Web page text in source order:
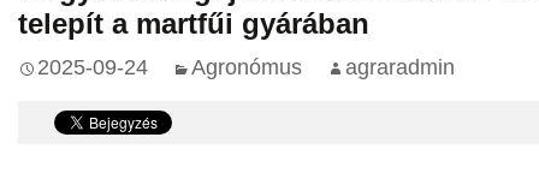
telepít a martfűi gyárában
2025-09-24 Agronómus agraradmin